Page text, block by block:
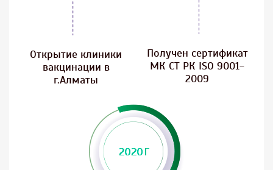
Открытие клиники
вакцинации в
г.Алматы
Получен сертификат
МК СТ РК ISO 9001-
2009